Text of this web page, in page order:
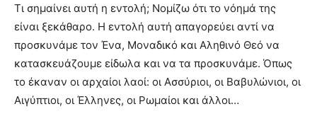
Τι σημαίνει αυτή η εντολή; Νομίζω ότι το νόημά της
είναι ξεκάθαρο. Η εντολή αυτή απαγορεύει αντί να
προσκυνάμε τον Ένα, Μοναδικό και Αληθινό Θεό να
κατασκευάζουμε είδωλα και να τα προσκυνάμε. Όπως
το έκαναν οι αρχαίοι λαοί: οι Ασσύριοι, οι Βαβυλώνιοι, οι
Αιγύπτιοι, οι Έλληνες, οι Ρωμαίοι και άλλοι…